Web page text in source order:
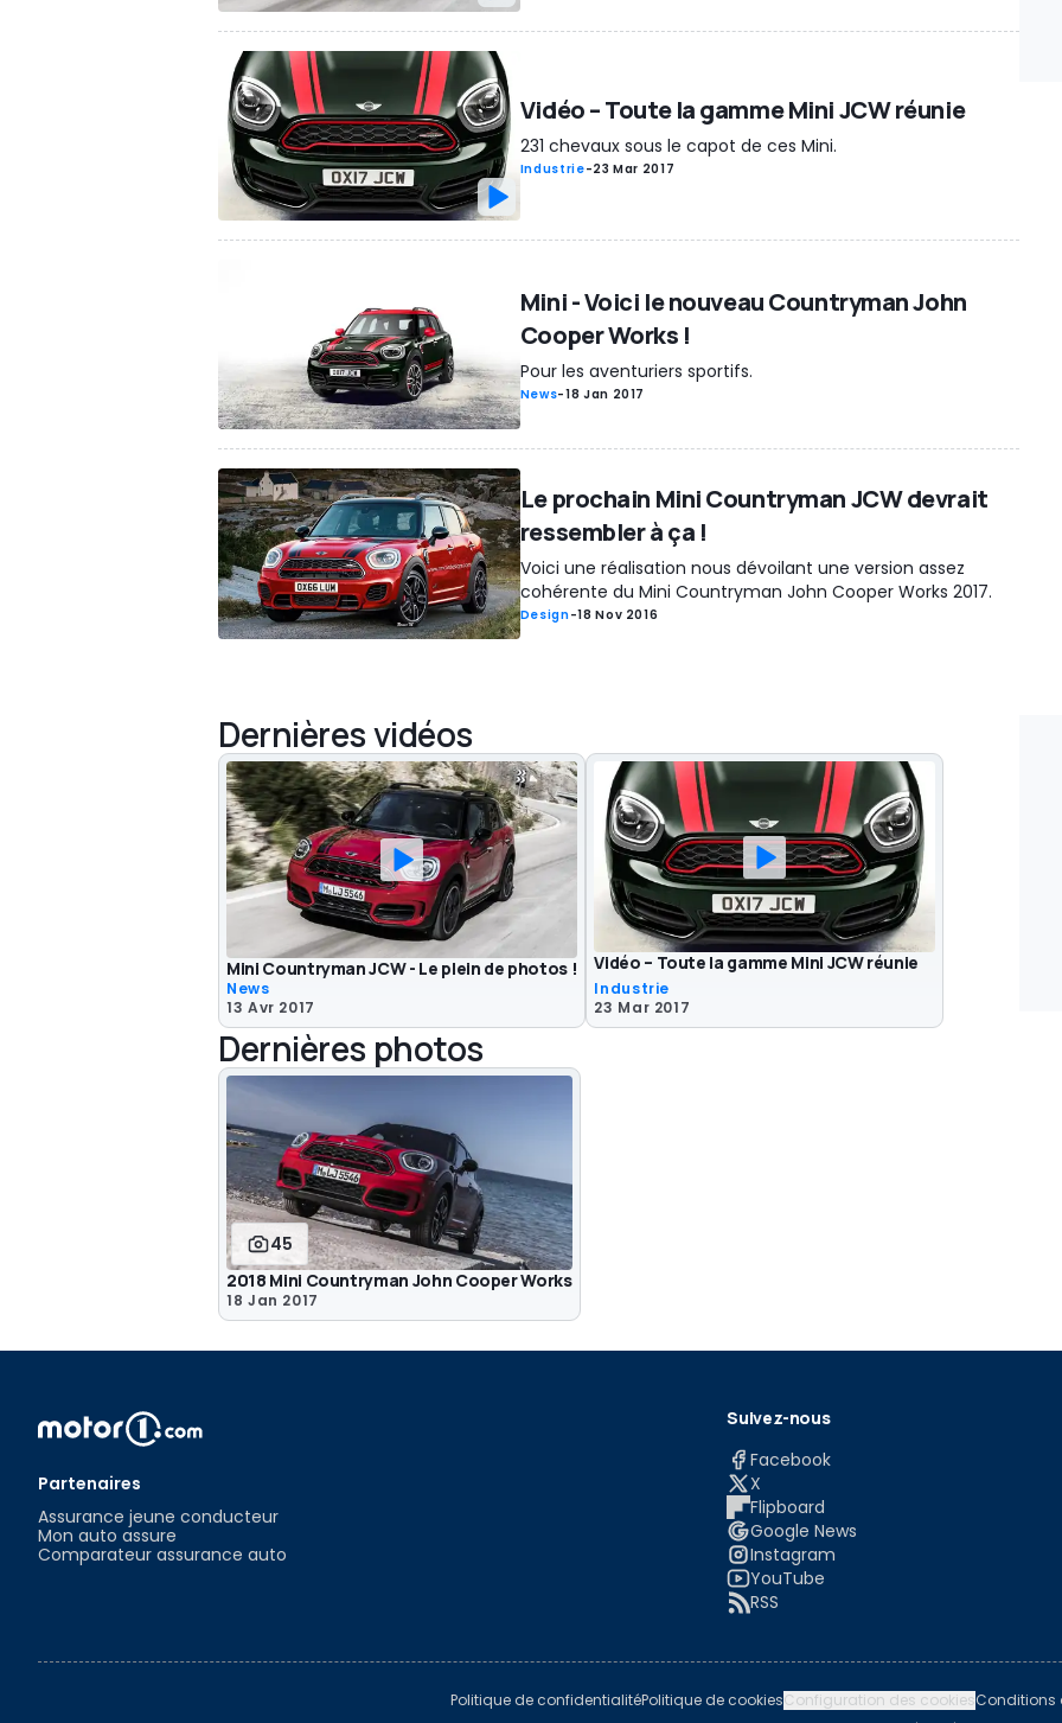
Vidéo – Toute la gamme Mini JCW réunie
231 chevaux sous le capot de ces Mini.
Industrie-23 Mar 2017
Mini - Voici le nouveau Countryman John
Cooper Works !
Pour les aventuriers sportifs.
News-18 Jan 2017
Le prochain Mini Countryman JCW devrait
ressembler à ça !
Voici une réalisation nous dévoilant une version assez
cohérente du Mini Countryman John Cooper Works 2017.
Design-18 Nov 2016
Dernières vidéos
Mini Countryman JCW - Le plein de photos !
News
13 Avr 2017
Vidéo – Toute la gamme Mini JCW réunie
Industrie
23 Mar 2017
Dernières photos
45
2018 Mini Countryman John Cooper Works
18 Jan 2017
Partenaires
Assurance jeune conducteur
Mon auto assure
Comparateur assurance auto
Suivez-nous
Facebook
X
Flipboard
Google News
Instagram
YouTube
RSS
Politique de confidentialitéPolitique de cookiesConfiguration des cookiesConditions